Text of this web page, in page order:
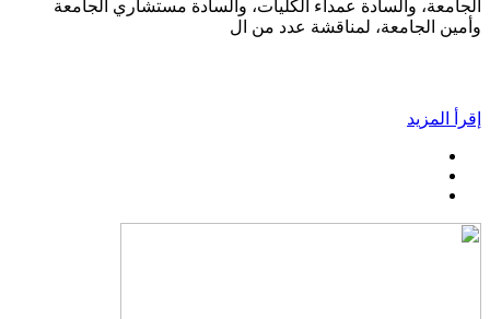
الجامعة، والسادة عمداء الكليات، والسادة مستشاري الجامعة
وأمين الجامعة، لمناقشة عدد من ال
إقرأ المزيد